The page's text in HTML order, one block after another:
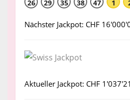
26 29 35 38 47 1
Nächster Jackpot: CHF
Aktueller Jackpot: CHF